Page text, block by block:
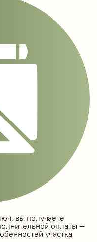
вы получаете
оплаты —
участка